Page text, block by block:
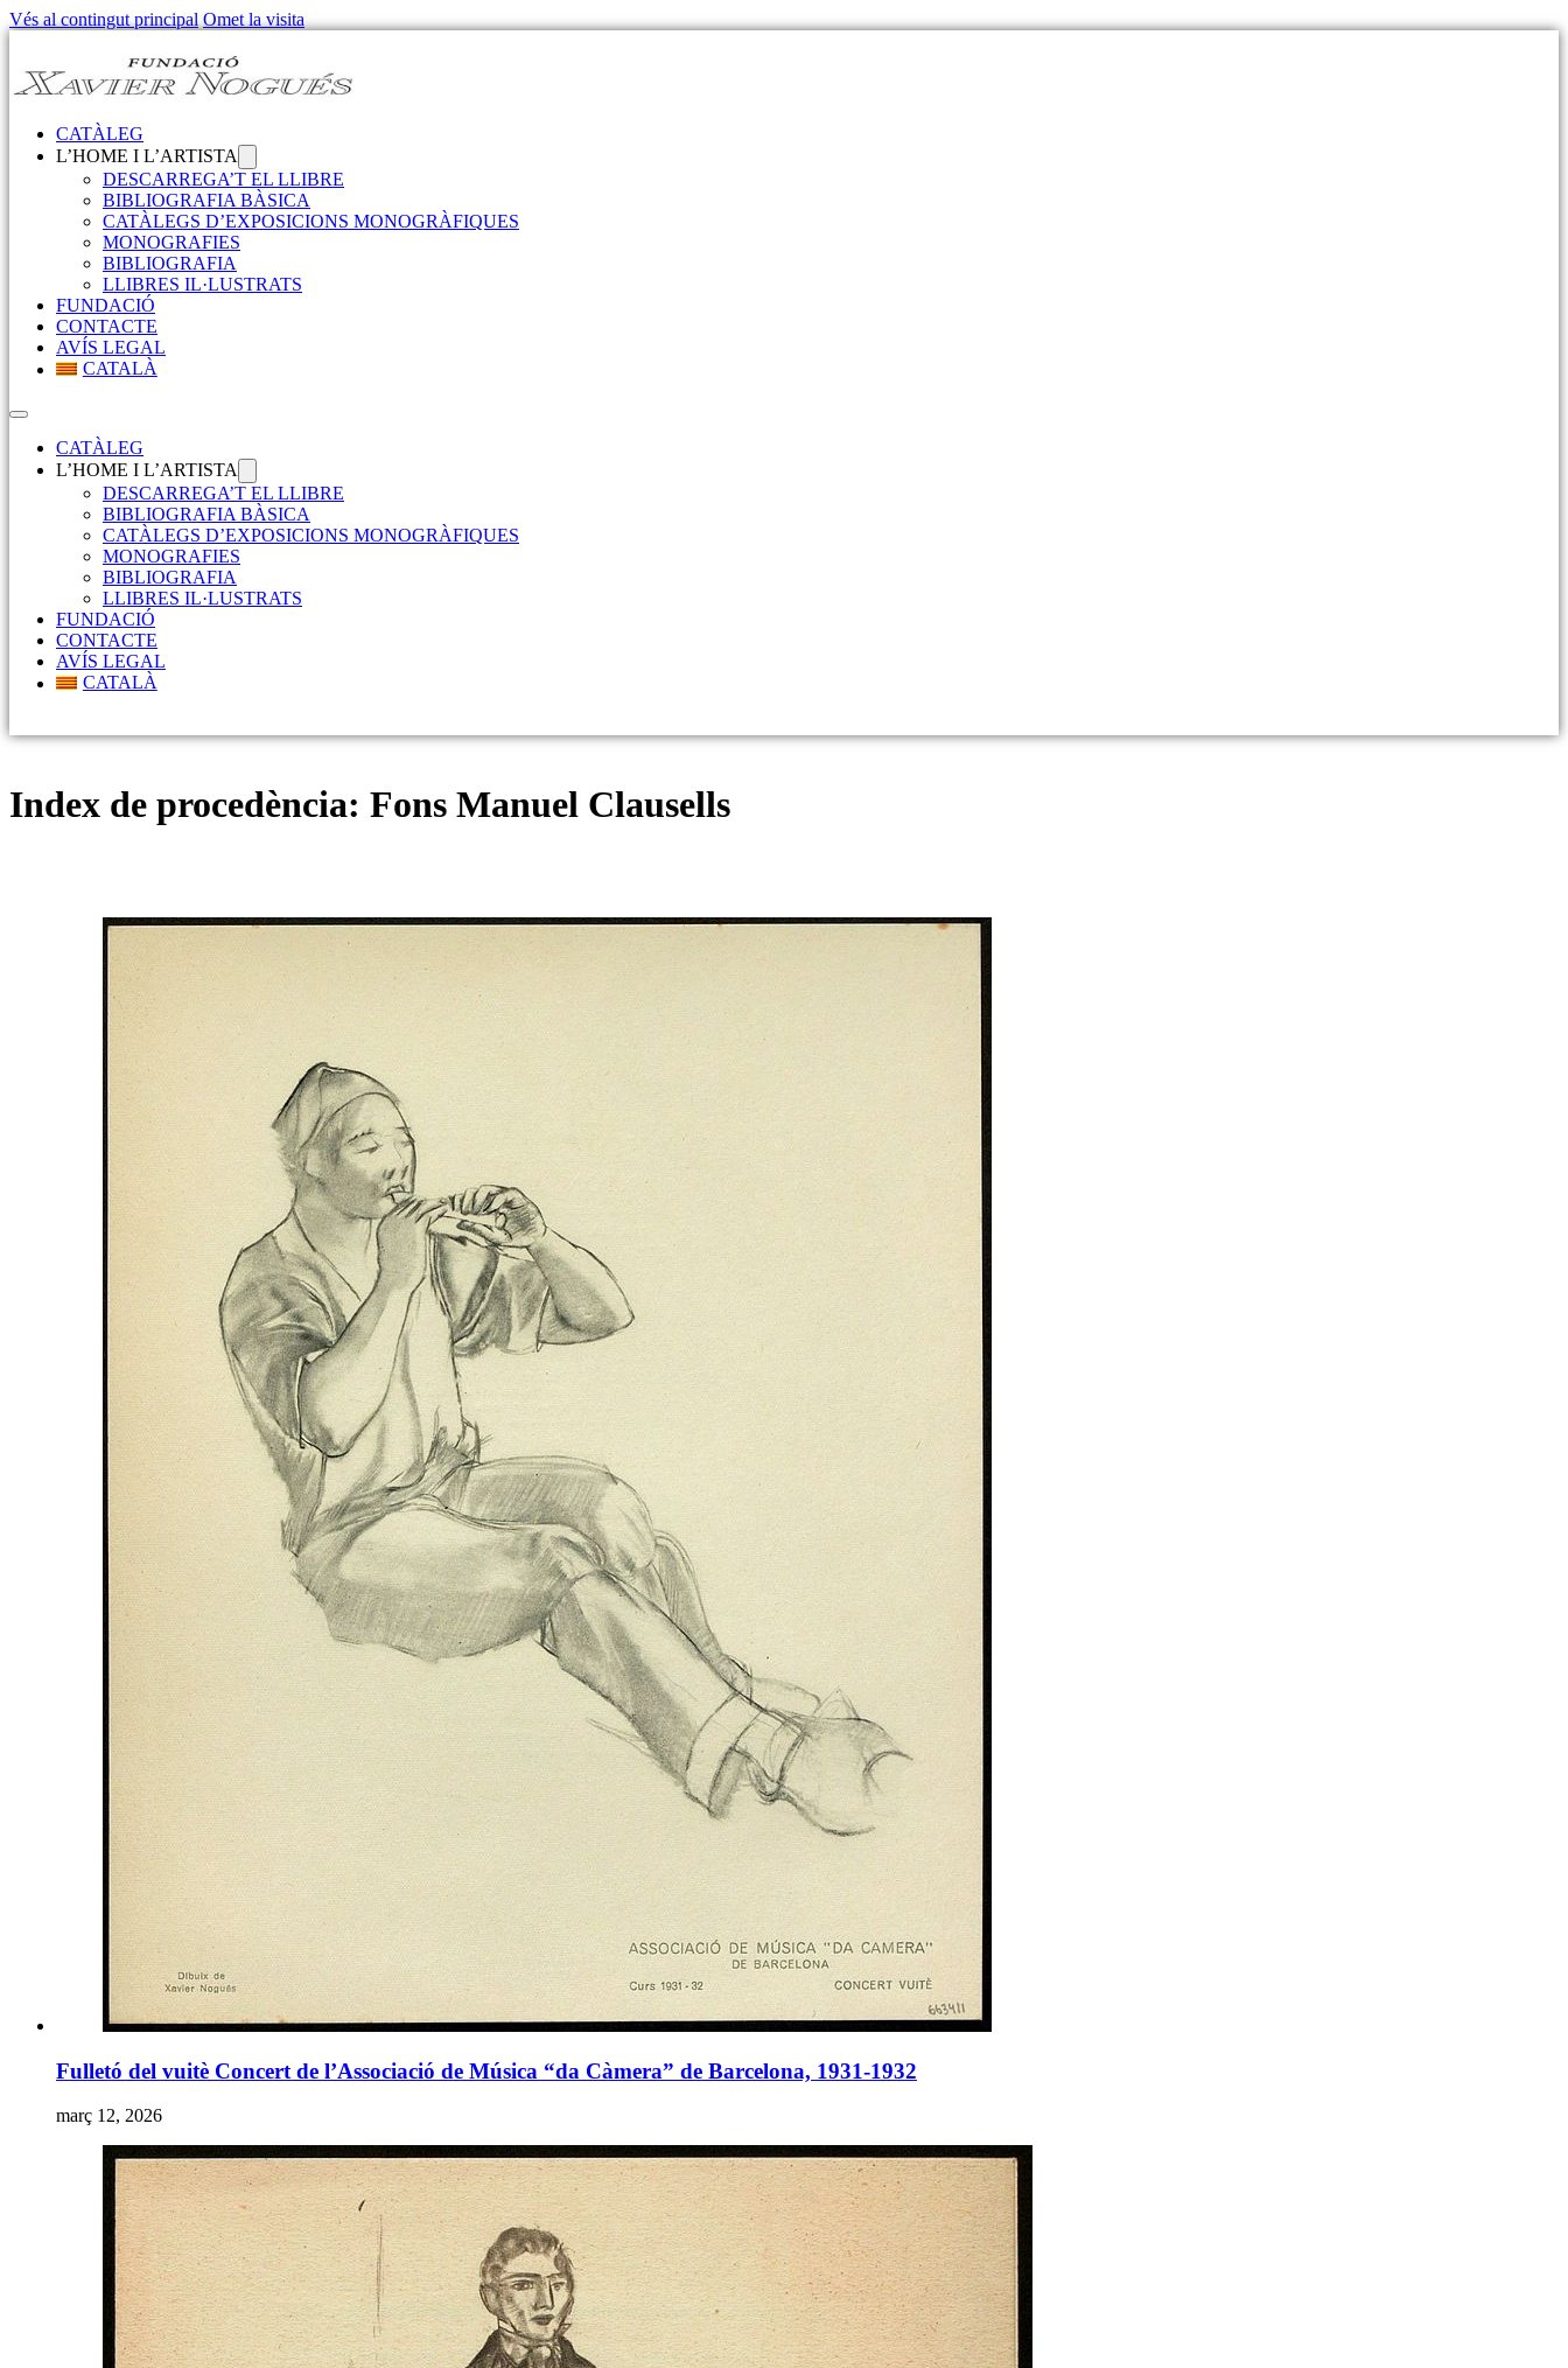
Vés al contingut principal Omet la visita
CATÀLEG
L’HOME I L’ARTISTA
DESCARREGA’T EL LLIBRE
BIBLIOGRAFIA BÀSICA
CATÀLEGS D’EXPOSICIONS MONOGRÀFIQUES
MONOGRAFIES
BIBLIOGRAFIA
LLIBRES IL·LUSTRATS
FUNDACIÓ
CONTACTE
AVÍS LEGAL
CATALÀ
CATÀLEG
L’HOME I L’ARTISTA
DESCARREGA’T EL LLIBRE
BIBLIOGRAFIA BÀSICA
CATÀLEGS D’EXPOSICIONS MONOGRÀFIQUES
MONOGRAFIES
BIBLIOGRAFIA
LLIBRES IL·LUSTRATS
FUNDACIÓ
CONTACTE
AVÍS LEGAL
CATALÀ
Index de procedència: Fons Manuel Clausells
Fulletó del vuitè Concert de l’Associació de Música “da Càmera” de Barcelona, 1931-1932
març 12, 2026